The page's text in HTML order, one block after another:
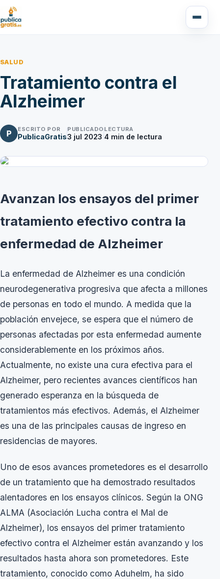
SALUD
Tratamiento contra el
Alzheimer
P ESCRITO POR
PublicaGratis
PUBLICADO
3 jul 2023
LECTURA
4 min de lectura
Avanzan los ensayos del primer
tratamiento efectivo contra la
enfermedad de Alzheimer
La enfermedad de Alzheimer es una condición
neurodegenerativa progresiva que afecta a millones
de personas en todo el mundo. A medida que la
población envejece, se espera que el número de
personas afectadas por esta enfermedad aumente
considerablemente en los próximos años.
Actualmente, no existe una cura efectiva para el
Alzheimer, pero recientes avances científicos han
generado esperanza en la búsqueda de
tratamientos más efectivos. Además, el Alzheimer
es una de las principales causas de ingreso en
residencias de mayores.
Uno de esos avances prometedores es el desarrollo
de un tratamiento que ha demostrado resultados
alentadores en los ensayos clínicos. Según la ONG
ALMA (Asociación Lucha contra el Mal de
Alzheimer), los ensayos del primer tratamiento
efectivo contra el Alzheimer están avanzando y los
resultados hasta ahora son prometedores. Este
tratamiento, conocido como Aduhelm, ha sido